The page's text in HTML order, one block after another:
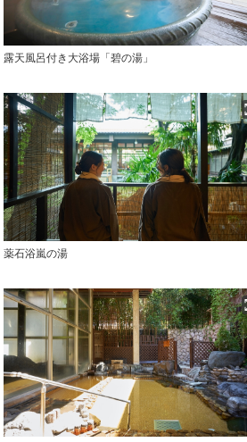
露天風呂付き大浴場「碧の湯」
薬石浴嵐の湯